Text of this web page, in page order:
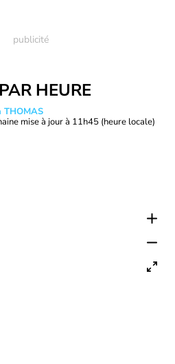
HEURE
THOMAS
mise à jour à 11h45 (heure locale)